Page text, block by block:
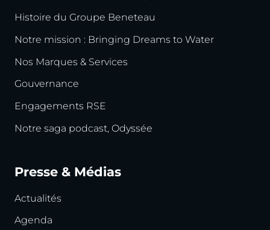
Histoire du Groupe Beneteau
Notre mission : Bringing Dreams to Water
Nos Marques & Services
Gouvernance
Engagements RSE
Notre saga podcast, Odyssée
Presse & Médias
Actualités
Agenda